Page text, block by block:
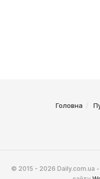
Головна
© 2015 - 2026 Daily.com.ua